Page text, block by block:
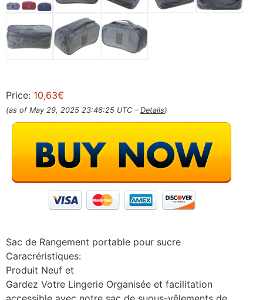
Price: 10,63€
(as of May 29, 2025 23:46:25 UTC – Details)
Sac de Rangement portable pour sucre
Caracréristiques:
Produit Neuf et
Gardez Votre Lingerie Organisée et facilitation